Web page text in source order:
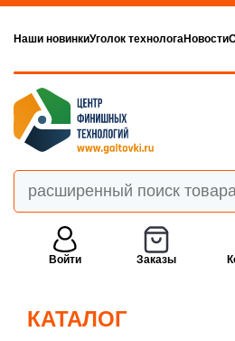
Наши новинкиУголок технологаНовости
Войти Заказы
КАТАЛОГ